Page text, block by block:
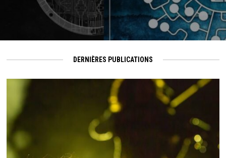
DERNIÈRES PUBLICATIONS